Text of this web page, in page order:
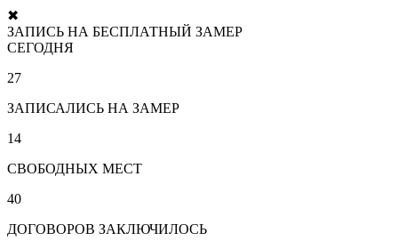
✖
ЗАПИСЬ НА БЕСПЛАТНЫЙ ЗАМЕР
СЕГОДНЯ
27
ЗАПИСАЛИСЬ НА ЗАМЕР
14
СВОБОДНЫХ МЕСТ
40
ДОГОВОРОВ ЗАКЛЮЧИЛОСЬ